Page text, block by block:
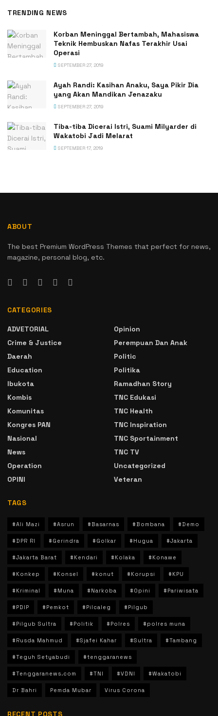
TRENDING NEWS
Korban Meninggal Bertambah, Mahasiswa
Teknik Hembuskan Nafas Terakhir Usai
Operasi
SEPTEMBER 27, 2019
Ayah Randi: Kasihan Anaku, Saya Pikir Dia
yang Akan Mandikan Jenazaku
SEPTEMBER 27, 2019
Tiba-tiba Dicerai Istri, Suami Milyarder di
Wakatobi Jadi Melarat
SEPTEMBER 17, 2019
ABOUT
The best Premium WordPress Themes that perfect for news,
magazine, personal blog, etc.
CATEGORIES
ADVETORIAL
Crime & Justice
Daerah
Education
Ibukota
Kombis
Komunitas
Kongres PAN
Nasional
News
Operation
OPINI
Opinion
Perempuan Dan Anak
Politic
Politika
Ramadhan Story
TNC Edukasi
TNC Health
TNC Inspiration
TNC Sportainment
TNC TV
Uncategorized
Veteran
TAGS
#Ali Mazi #Asrun #Basarnas #Bombana #Demo
#DPR RI #Gerindra #Golkar #Hugua #Jakarta
#Jakarta Barat #Kendari #Kolaka #Konawe
#Konkep #Konsel #konut #Korupsi #KPU
#Kriminal #Muna #Narkoba #Opini #Pariwisata
#PDIP #Pemkot #Pilcaleg #Pilgub
#Pilgub Sultra #Politik #Polres #polres muna
#Rusda Mahmud #Sjafei Kahar #Sultra #Tambang
#Teguh Setyabudi #tenggaranews
#Tenggaranews.com #TNI #VDNI #Wakatobi
Dr Bahri Pemda Mubar Virus Corona
RECENT POSTS